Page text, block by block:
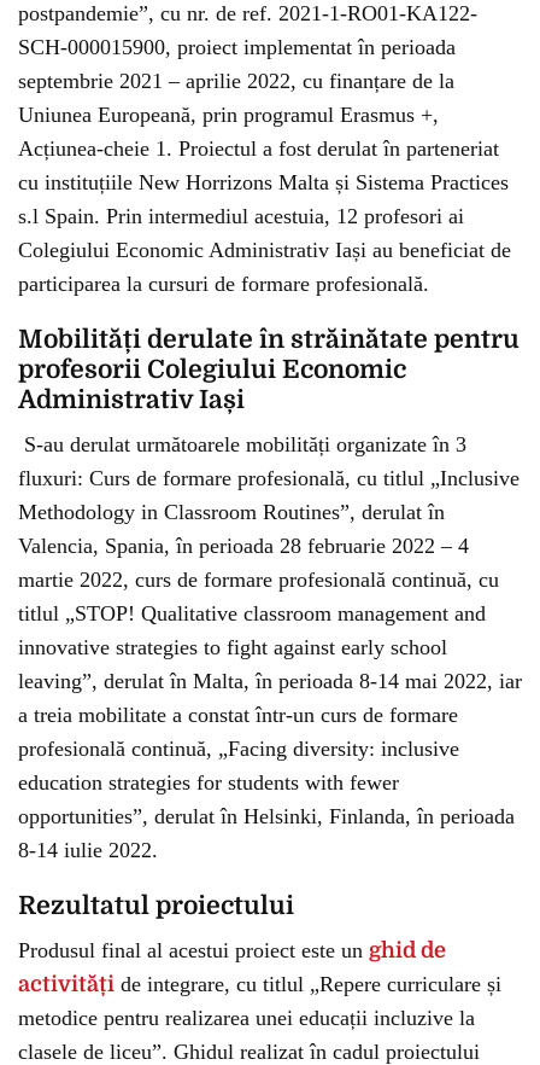
postpandemie”, cu nr. de ref. 2021-1-RO01-KA122-
SCH-000015900, proiect implementat în perioada
septembrie 2021 – aprilie 2022, cu finanțare de la
Uniunea Europeană, prin programul Erasmus +,
Acțiunea-cheie 1. Proiectul a fost derulat în parteneriat
cu instituțiile New Horrizons Malta și Sistema Practices
s.l Spain. Prin intermediul acestuia, 12 profesori ai
Colegiului Economic Administrativ Iași au beneficiat de
participarea la cursuri de formare profesională.
Mobilități derulate în străinătate pentru
profesorii Colegiului Economic
Administrativ Iași
S-au derulat următoarele mobilități organizate în 3
fluxuri: Curs de formare profesională, cu titlul „Inclusive
Methodology in Classroom Routines”, derulat în
Valencia, Spania, în perioada 28 februarie 2022 – 4
martie 2022, curs de formare profesională continuă, cu
titlul „STOP! Qualitative classroom management and
innovative strategies to fight against early school
leaving”, derulat în Malta, în perioada 8-14 mai 2022, iar
a treia mobilitate a constat într-un curs de formare
profesională continuă, „Facing diversity: inclusive
education strategies for students with fewer
opportunities”, derulat în Helsinki, Finlanda, în perioada
8-14 iulie 2022.
Rezultatul proiectului
Produsul final al acestui proiect este un ghid de
activități de integrare, cu titlul „Repere curriculare și
metodice pentru realizarea unei educații incluzive la
clasele de liceu”. Ghidul realizat în cadul proiectului